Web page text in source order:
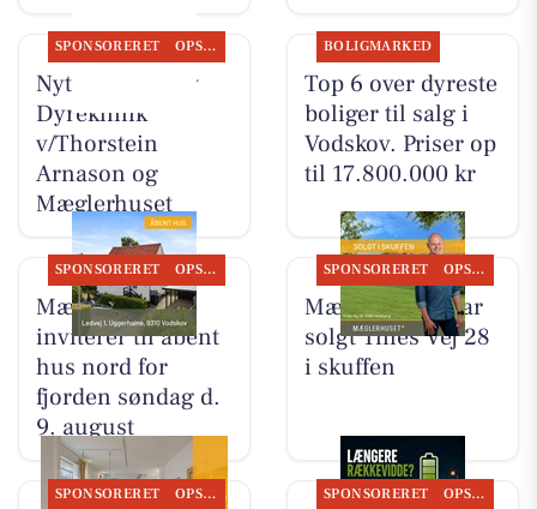
SPONSORERET OPSLAGSTAVLEN
Nyt fra Vodskov
Dyreklinik
v/Thorstein
Arnason og
Mæglerhuset
BOLIGMARKED
Top 6 over dyreste
boliger til salg i
Vodskov. Priser op
til 17.800.000 kr
SPONSORERET OPSLAGSTAVLEN
Mæglerhuset
inviterer til åbent
hus nord for
fjorden søndag d.
9. august
SPONSORERET OPSLAGSTAVLEN
Mæglerhuset har
solgt Tines Vej 28
i skuffen
SPONSORERET OPSLAGSTAVLEN SPONSORERET OPSLAGSTAVLEN